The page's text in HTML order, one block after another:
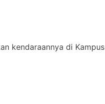
kendaraannya di